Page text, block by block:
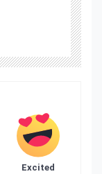
Excited